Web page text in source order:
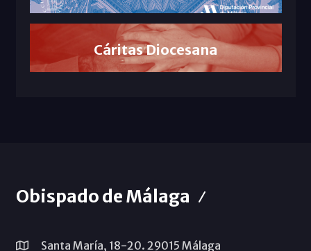
Cáritas Diocesana
Obispado de Málaga
Santa María, 18-20. 29015 Málaga